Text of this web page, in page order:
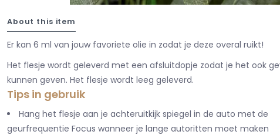
About this item
Er kan 6 ml van jouw favoriete olie in zodat je deze overal ruikt!
Het flesje wordt geleverd met een afsluitdopje zodat je het ook
kunnen geven. Het flesje wordt leeg geleverd.
Tips in gebruik
Hang het flesje aan je achteruitkijk spiegel in de auto met de
geurfrequentie Focus wanneer je lange autoritten moet maken